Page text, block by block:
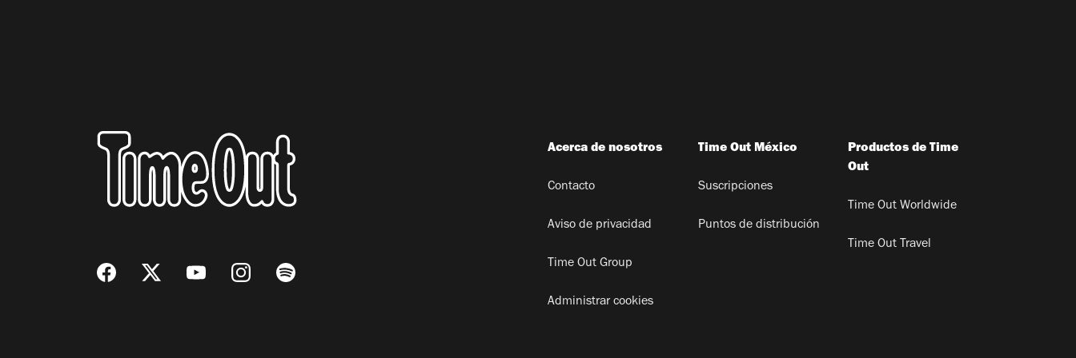
Acerca de nosotros
Contacto
Aviso de privacidad
Time Out Group
Administrar cookies
Time Out México
Suscripciones
Puntos de distribución
Productos de Time
Out
Time Out Worldwide
Time Out Travel